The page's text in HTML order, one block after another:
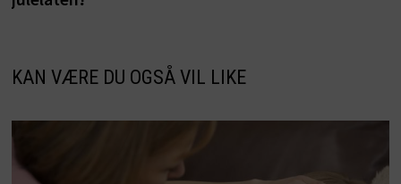
KAN VÆRE DU OGSÅ VIL LIKE